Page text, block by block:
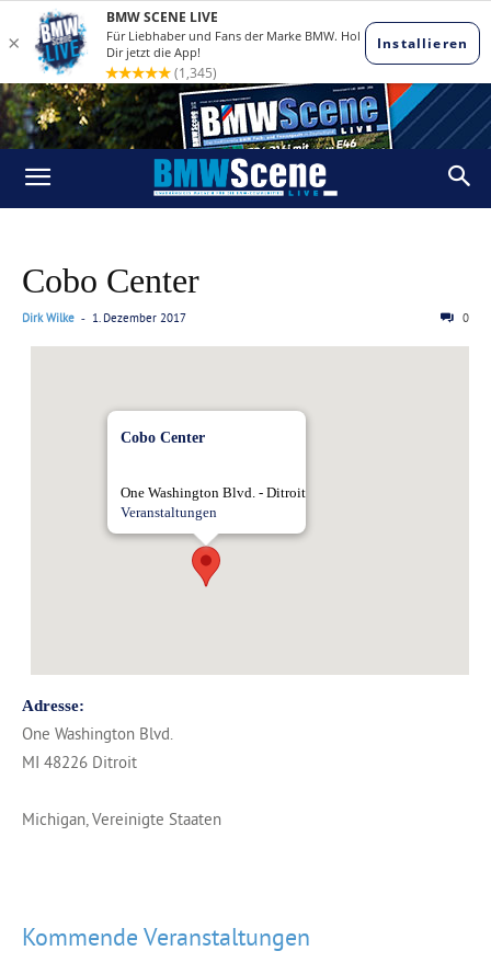
Cobo Center
Dirk Wilke - 1. Dezember 2017 0
Cobo Center
One Washington Blvd. - Ditroit
Veranstaltungen
Adresse:
One Washington Blvd.
MI 48226 Ditroit
Michigan, Vereinigte Staaten
Kommende Veranstaltungen